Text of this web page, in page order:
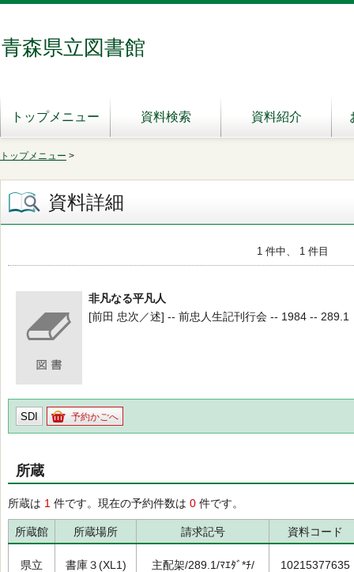
青森県立図書館
トップメニュー 資料検索 資料紹介
トップメニュー >
資料詳細
1 件中、 1 件目
非凡なる平凡人
[前田 忠次／述] -- 前忠人生記刊行会 -- 1984 -- 289.1
SDI 予約かごへ
所蔵
所蔵は 1 件です。現在の予約件数は 0 件です。
所蔵館 所蔵場所 請求記号 資料コード
県立 書庫３(XL1) 主配架/289.1/ﾏｴﾀﾞ*ﾁ/ 10215377635